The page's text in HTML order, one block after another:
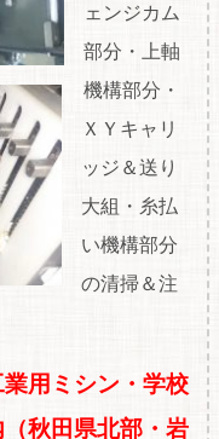
ェンジカム
部分・上軸
機構部分・
ＸＹキャリ
ッジ＆送り
大組・糸払
い機構部分
の清掃＆注
用ミシン・学校
秋田県北部・岩